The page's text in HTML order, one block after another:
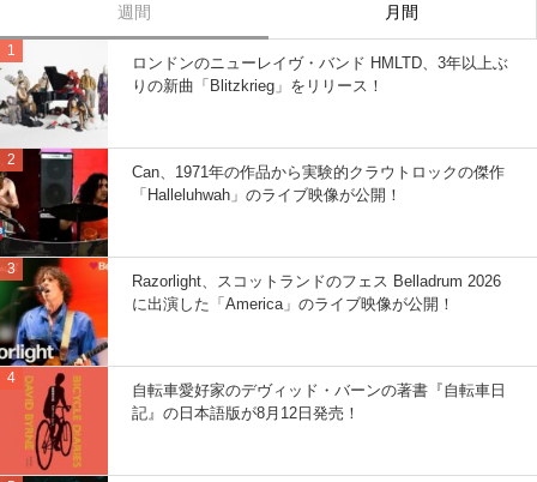
週間 月間
ロンドンのニューレイヴ・バンド HMLTD、3年以上ぶ
りの新曲「Blitzkrieg」をリリース！
Can、1971年の作品から実験的クラウトロックの傑作
「Halleluhwah」のライブ映像が公開！
Razorlight、スコットランドのフェス Belladrum 2026
に出演した「America」のライブ映像が公開！
自転車愛好家のデヴィッド・バーンの著書『自転車日
記』の日本語版が8月12日発売！